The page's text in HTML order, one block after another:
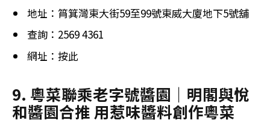
地址：筲箕灣東大街59至99號東威大廈地下5號舖
查詢：2569 4361
網址：按此
9. 粵菜聯乘老字號醬園｜明閣與悅
和醬園合推 用惹味醬料創作粵菜